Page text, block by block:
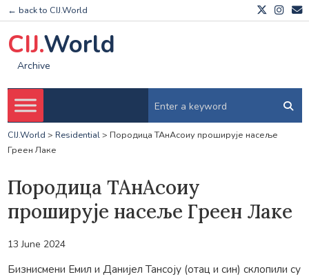
← back to CIJ.World
CIJ.World
Archive
CIJ.World > Residential> Породица ТАнАсоиу проширује насеље
Греен Лаке
Породица ТАнАсоиу
проширује насеље Греен Лаке
13 June 2024
Бизнисмени Емил и Данијел Тансоју (отац и син) склопили су